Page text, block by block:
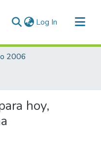
Log In (current)
2006
hoy,